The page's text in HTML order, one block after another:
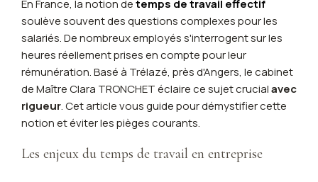
En France, la notion detemps de travail effectif
soulève souvent des questions complexes pour les
salariés. De nombreux employés s'interrogent sur les
heures réellement prises en compte pour leur
rémunération. Basé à Trélazé, près d'Angers, le cabinet
de Maître Clara TRONCHET éclaire ce sujet crucialavec
rigueur. Cet article vous guide pour démystifier cette
notion et éviter les pièges courants.
Les enjeux du temps de travail en entreprise